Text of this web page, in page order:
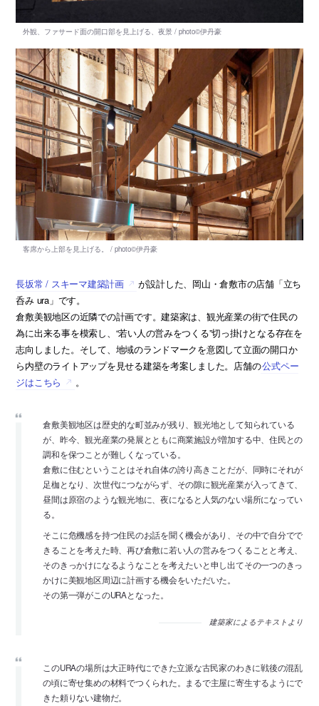
長坂常 / スキーマ建築計画
が設計した、岡山・倉敷市の店舗「立ち
呑み ura」です。
倉敷美観地区の近隣での計画です。建築家は、観光産業の街で住民の
為に出来る事を模索し、“若い人の営みをつくる”切っ掛けとなる存在を
志向しました。そして、地域のランドマークを意図して立面の開口か
ら内壁のライトアップを見せる建築を考案しました。店舗の公式ペー
ジはこちら
。
倉敷美観地区は歴史的な町並みが残り、観光地として知られている
が、昨今、観光産業の発展とともに商業施設が増加する中、住民との
調和を保つことが難しくなっている。
倉敷に住むということはそれ自体の誇り高きことだが、同時にそれが
足枷となり、次世代につながらず、その隙に観光産業が入ってきて、
昼間は原宿のような観光地に、夜になると人気のない場所になってい
る。
そこに危機感を持つ住民のお話を聞く機会があり、その中で自分でで
きることを考えた時、再び倉敷に若い人の営みをつくることと考え、
そのきっかけになるようなことを考えたいと申し出てその一つのきっ
かけに美観地区周辺に計画する機会をいただいた。
その第一弾がこのURAとなった。
建築家によるテキストより
このURAの場所は大正時代にできた立派な古民家のわきに戦後の混乱
の頃に寄せ集めの材料でつくられた。まるで主屋に寄生するようにで
きた頼りない建物だ。